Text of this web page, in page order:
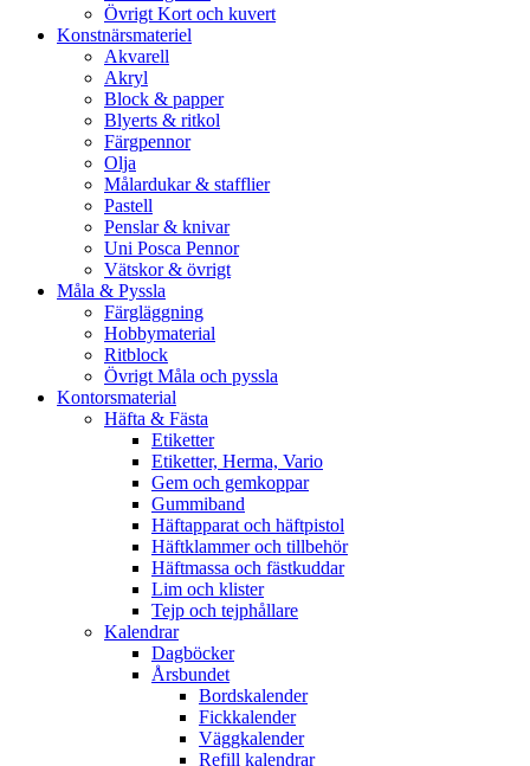
Övrigt Kort och kuvert
Konstnärsmateriel
Akvarell
Akryl
Block & papper
Blyerts & ritkol
Färgpennor
Olja
Målardukar & stafflier
Pastell
Penslar & knivar
Uni Posca Pennor
Vätskor & övrigt
Måla & Pyssla
Färgläggning
Hobbymaterial
Ritblock
Övrigt Måla och pyssla
Kontorsmaterial
Häfta & Fästa
Etiketter
Etiketter, Herma, Vario
Gem och gemkoppar
Gummiband
Häftapparat och häftpistol
Häftklammer och tillbehör
Häftmassa och fästkuddar
Lim och klister
Tejp och tejphållare
Kalendrar
Dagböcker
Årsbundet
Bordskalender
Fickkalender
Väggkalender
Refill kalendrar